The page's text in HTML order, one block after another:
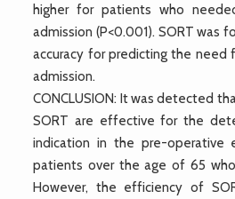
higher for patients who
admission (P<0.001). SORT was
accuracy for predicting the need
admission.
CONCLUSION: It was detected
SORT are effective for the
indication in the pre-operative
patients over the age of 65
However, the efficiency of